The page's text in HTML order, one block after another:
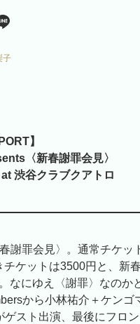
子
】
〈新春謝罪会見〉
渋谷クラブクアトロ
謝罪会見〉。通常チケッ
チケットは3500円と、新
なにゆえ〈謝罪〉なのか
から小林祐介＋ケンゴ
ゲスト出演、最後にフロ